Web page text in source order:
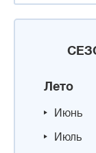
Лето
Июнь
Июль